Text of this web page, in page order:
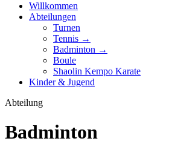
Willkommen
Abteilungen
Turnen
Tennis →
Badminton →
Boule
Shaolin Kempo Karate
Kinder & Jugend
Abteilung
Badminton